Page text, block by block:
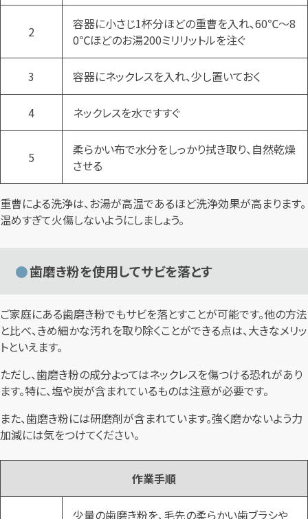
2
容器に小さじ1杯分ほどの重曹を入れ、60℃～8
0℃ほどのお湯200ミリリットルを注ぐ
3 容器にネックレスを入れ、少し置いておく
4 ネックレスを水ですすぐ
5
柔らかい布で水分をしっかり拭き取り、自然乾燥
させる
重曹による洗浄は、お湯が高温であるほど洗浄効果が高まります。
温めすぎて火傷しないようにしましょう。
歯磨き粉を使用してサビを落とす
ご家庭にある歯磨き粉でもサビを落とすことが可能です。他の方法
と比べ、きめ細かな汚れを取り除くことができる点は、大きなメリッ
トといえます。
ただし、歯磨き粉の成分よってはネックレスを傷つける恐れがあり
ます。特に、塩や炭が含まれているものは注意が必要です。
また、歯磨き粉には研磨剤が含まれています。強く磨かないよう力
加減には気をつけてください。
作業手順
少量の歯磨き粉を、毛先の柔らかい歯ブラシや